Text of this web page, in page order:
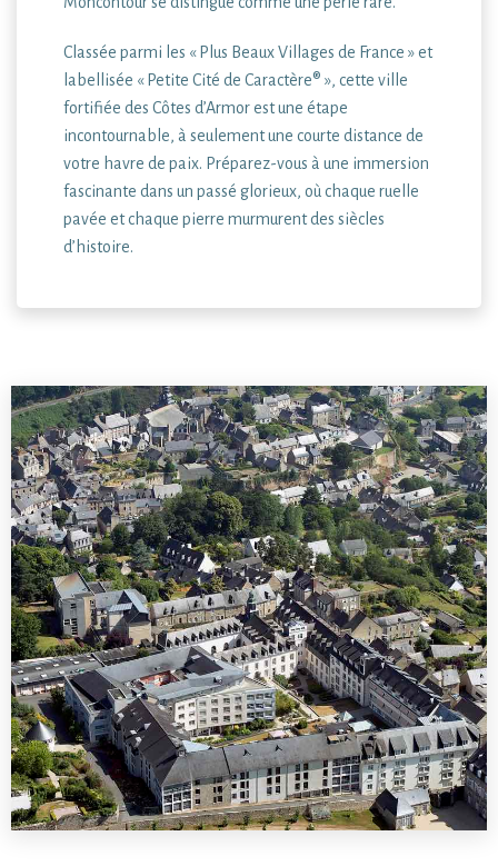
Classée parmi les « Plus Beaux Villages de France » et
labellisée « Petite Cité de Caractère® », cette ville
fortifiée des Côtes d’Armor est une étape
incontournable, à seulement une courte distance de
votre havre de paix. Préparez-vous à une immersion
fascinante dans un passé glorieux, où chaque ruelle
pavée et chaque pierre murmurent des siècles
d’histoire.